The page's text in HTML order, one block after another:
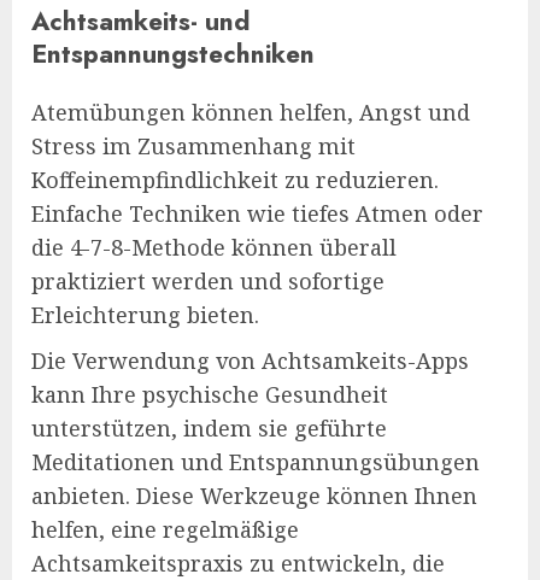
Achtsamkeits- und
Entspannungstechniken
Atemübungen können helfen, Angst und
Stress im Zusammenhang mit
Koffeinempfindlichkeit zu reduzieren.
Einfache Techniken wie tiefes Atmen oder
die 4-7-8-Methode können überall
praktiziert werden und sofortige
Erleichterung bieten.
Die Verwendung von Achtsamkeits-Apps
kann Ihre psychische Gesundheit
unterstützen, indem sie geführte
Meditationen und Entspannungsübungen
anbieten. Diese Werkzeuge können Ihnen
helfen, eine regelmäßige
Achtsamkeitspraxis zu entwickeln, die